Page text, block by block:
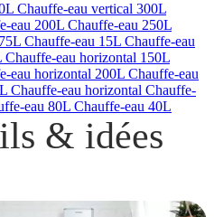
Chauffe-eau vertical 300L
eau 200L Chauffe-eau 250L
Chauffe-eau 15L Chauffe-eau
Chauffe-eau horizontal 150L
eau horizontal 200L Chauffe-eau
Chauffe-eau horizontal Chauffe-
eau 80L Chauffe-eau 40L
& idées